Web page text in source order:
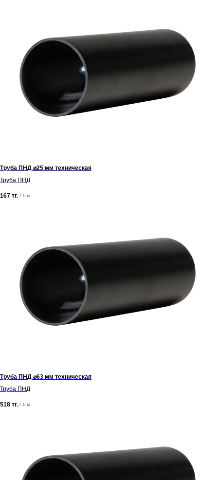
Труба ПНД ⌀25 мм техническая
Труба ПНД
167 тг. / 1 м
Труба ПНД ⌀63 мм техническая
Труба ПНД
518 тг. / 1 м